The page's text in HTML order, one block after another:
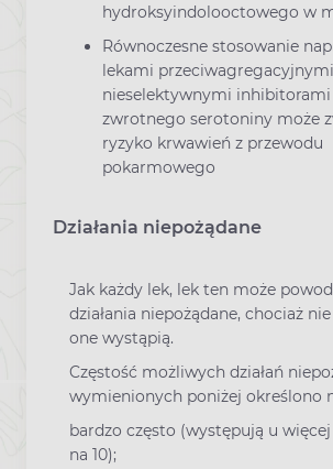
hydroksyindolooctowego w
Równoczesne stosowanie
lekami
nieselektywnymi
zwrotnego serotoniny może
ryzyko krwawień z przewodu
pokarmowego
Działania niepożądane
Jak każdy lek, lek ten może
działania niepożądane, chociaż
one wystąpią.
Częstość możliwych działań
wymienionych poniżej określono
bardzo często (występują u więcej
na 10);